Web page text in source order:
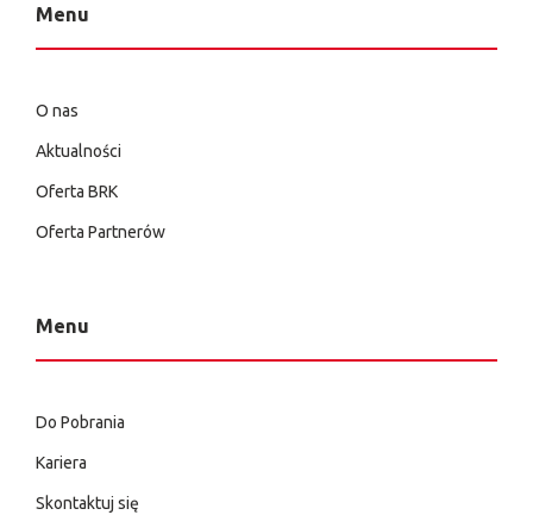
Menu
O nas
Aktualności
Oferta BRK
Oferta Partnerów
Menu
Do Pobrania
Kariera
Skontaktuj się